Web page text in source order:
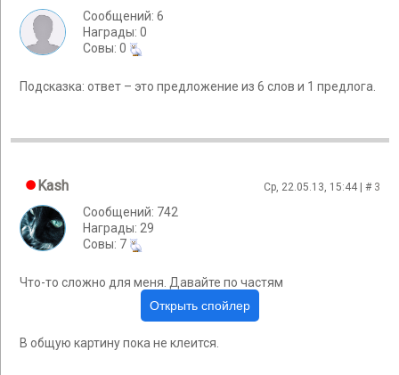
Сообщений: 6
Награды: 0
Cовы: 0
Подсказка: ответ – это предложение из 6 слов и 1 предлога.
Kash Ср, 22.05.13, 15:44 | # 3
Сообщений: 742
Награды: 29
Cовы: 7
Что-то сложно для меня. Давайте по частям
В общую картину пока не клеится.